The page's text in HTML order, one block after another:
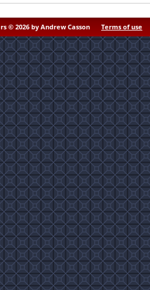
© 2026 by Andrew Casson Terms of use